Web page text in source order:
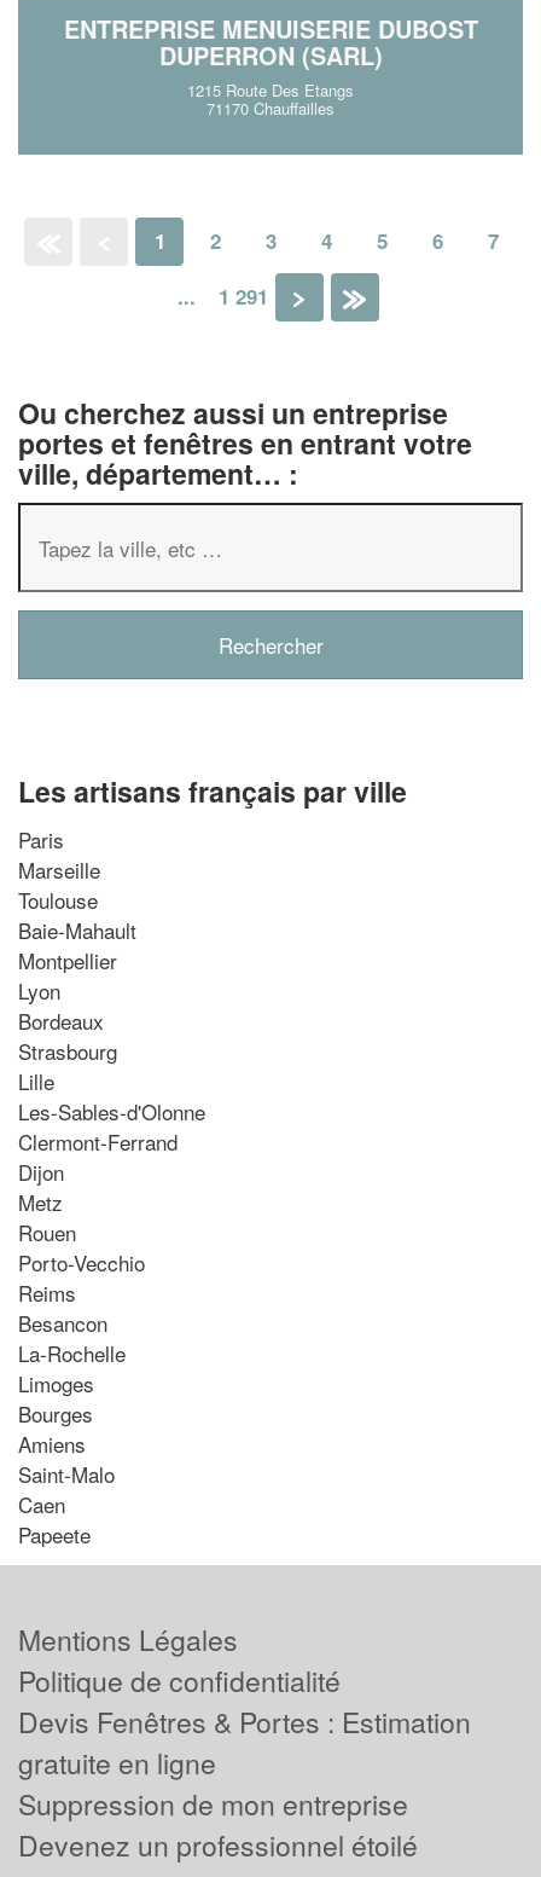
ENTREPRISE MENUISERIE DUBOST
DUPERRON (SARL)
1215 Route Des Etangs
71170 Chauffailles
1 2 3 4 5 6
7
...
1 291 »
Ou cherchez aussi un entreprise
portes et fenêtres en entrant votre
ville, département… :
Les artisans français par ville
Paris
Marseille
Toulouse
Baie-Mahault
Montpellier
Lyon
Bordeaux
Strasbourg
Lille
Les-Sables-d'Olonne
Clermont-Ferrand
Dijon
Metz
Rouen
Porto-Vecchio
Reims
Besancon
La-Rochelle
Limoges
Bourges
Amiens
Saint-Malo
Caen
Papeete
Mentions Légales
Politique de confidentialité
Devis Fenêtres & Portes : Estimation
gratuite en ligne
Suppression de mon entreprise
Devenez un professionnel étoilé